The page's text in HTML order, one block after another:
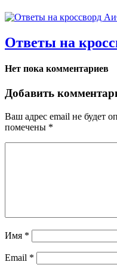
Ответы на
Нет пока комментариев
Добавить
Ваш адрес email не будет
помечены *
Имя *
Email *